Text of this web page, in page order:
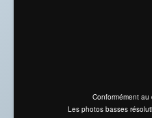
Conformément
Les photos basses